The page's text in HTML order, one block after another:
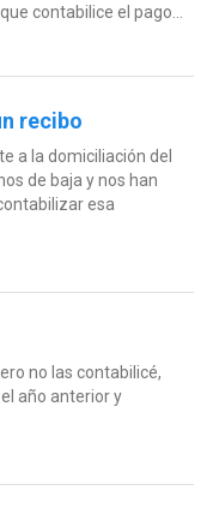
contabilice el pago...
recibo
a la domiciliación del
de baja y nos han
esa
no las contabilicé,
año anterior y